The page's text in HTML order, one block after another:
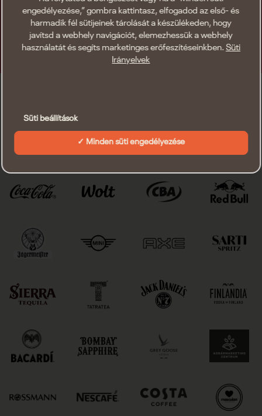
engedélyezése,” gombra kattintasz, elfogadod az első- és
harmadik fél sütijeinek tárolását a készülékeden, hogy
javítsd a webhely navigációt, elemezhessük a webhely
használatát és segíts marketinges erőfeszítéseinkben. Süti
Irányelvek
Minden süti engedélyezése
Süti beállítások